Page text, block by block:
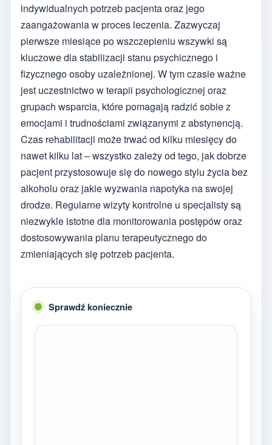
indywidualnych potrzeb pacjenta oraz jego
zaangażowania w proces leczenia. Zazwyczaj
pierwsze miesiące po wszczepieniu wszywki są
kluczowe dla stabilizacji stanu psychicznego i
fizycznego osoby uzależnionej. W tym czasie ważne
jest uczestnictwo w terapii psychologicznej oraz
grupach wsparcia, które pomagają radzić sobie z
emocjami i trudnościami związanymi z abstynencją.
Czas rehabilitacji może trwać od kilku miesięcy do
nawet kilku lat – wszystko zależy od tego, jak dobrze
pacjent przystosowuje się do nowego stylu życia bez
alkoholu oraz jakie wyzwania napotyka na swojej
drodze. Regularne wizyty kontrolne u specjalisty są
niezwykle istotne dla monitorowania postępów oraz
dostosowywania planu terapeutycznego do
zmieniających się potrzeb pacjenta.
Sprawdź koniecznie